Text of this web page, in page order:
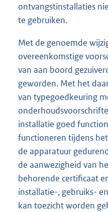
ontvangstinstallaties
te gebruiken.
Met de genoemde
overeenkomstige
van aan boord
geworden. Met het
van typegoedkeuring
installatie goed
functioneren tijdens
de apparatuur
de aanwezigheid van
behorende certificaat
installatie-, gebruiks-
kan toezicht worden